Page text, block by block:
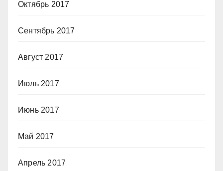
Октябрь 2017
Сентябрь 2017
Август 2017
Июль 2017
Июнь 2017
Май 2017
Апрель 2017